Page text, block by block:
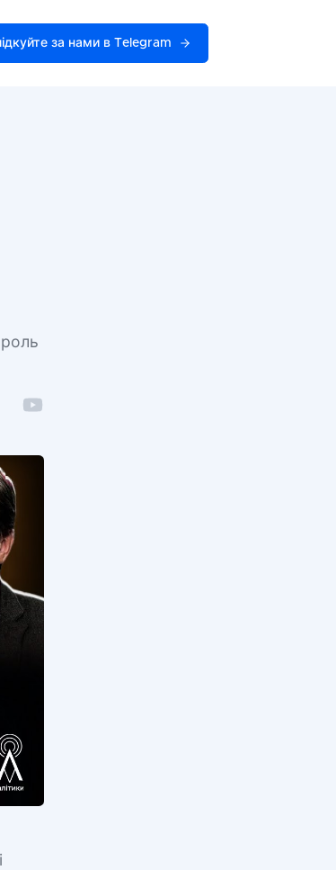
за нами в Telegram